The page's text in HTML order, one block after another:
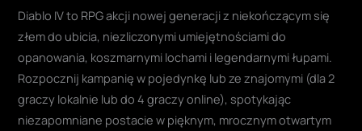
Diablo IV to RPG akcji nowej generacji z niekończącym się
złem do ubicia, niezliczonymi umiejętnościami do
opanowania, koszmarnymi lochami i legendarnymi łupami.
Rozpocznij kampanię w pojedynkę lub ze znajomymi (dla 2
graczy lokalnie lub do 4 graczy online), spotykając
niezapomniane postacie w pięknym, mrocznym otwartym